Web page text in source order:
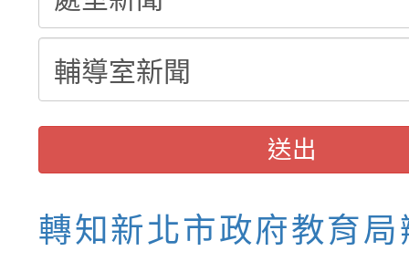
送出
轉知新北市政府教育局